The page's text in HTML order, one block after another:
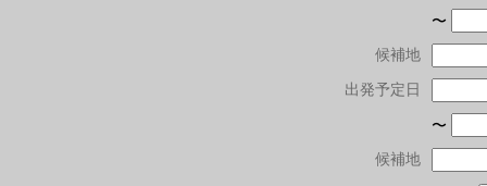
〜
候補地
出発予定日
〜
候補地